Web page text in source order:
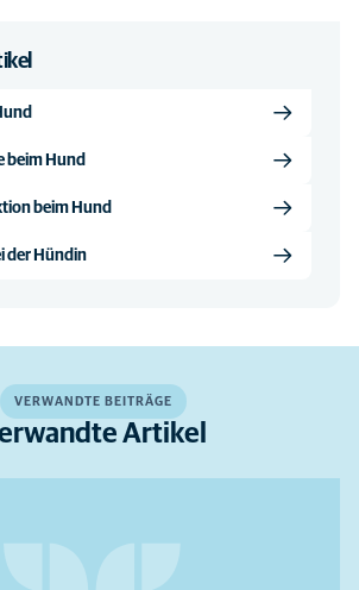
beim Hund
beim Hund
der Hündin
VERWANDTE BEITRÄGE
Artikel